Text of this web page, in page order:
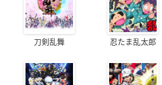
刀剣乱舞 忍たま乱太郎